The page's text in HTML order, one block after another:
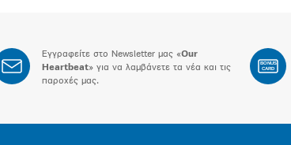
Εγγραφείτε στο Newsletter μας «Our
Heartbeat» για να λαμβάνετε τα νέα και τις
παροχές μας.
BONUS
CARD